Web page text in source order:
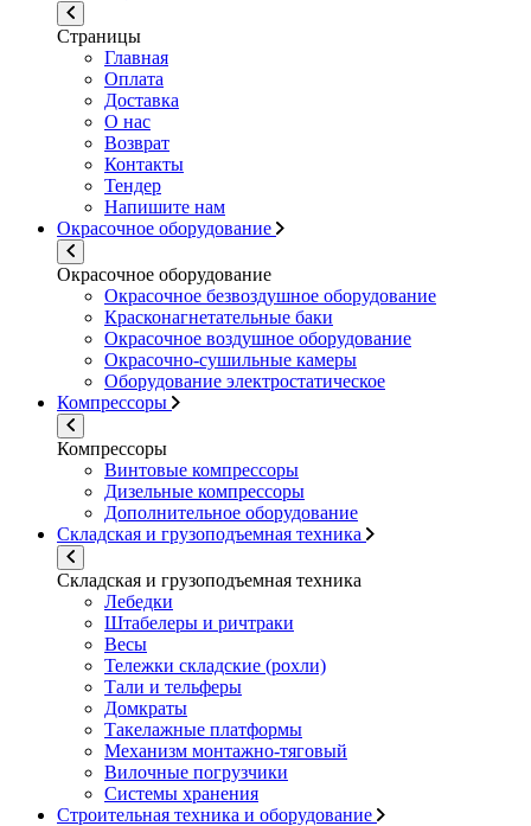
Страницы
Главная
Оплата
Доставка
О нас
Возврат
Контакты
Тендер
Напишите нам
Окрасочное оборудование
Окрасочное оборудование
Окрасочное безвоздушное оборудование
Красконагнетательные баки
Окрасочное воздушное оборудование
Окрасочно-сушильные камеры
Оборудование электростатическое
Компрессоры
Компрессоры
Винтовые компрессоры
Дизельные компрессоры
Дополнительное оборудование
Складская и грузоподъемная техника
Складская и грузоподъемная техника
Лебедки
Штабелеры и ричтраки
Весы
Тележки складские (рохли)
Тали и тельферы
Домкраты
Такелажные платформы
Механизм монтажно-тяговый
Вилочные погрузчики
Системы хранения
Строительная техника и оборудование